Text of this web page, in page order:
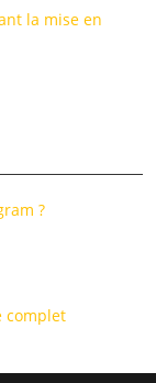
la mise en
?
complet